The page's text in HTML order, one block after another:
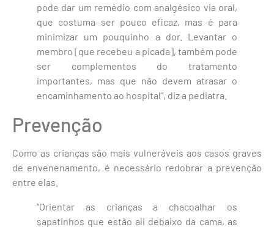
pode dar um remédio com analgésico via oral,
que costuma ser pouco eficaz, mas é para
minimizar um pouquinho a dor. Levantar o
membro [que recebeu a picada], também pode
ser complementos do tratamento
importantes, mas que não devem atrasar o
encaminhamento ao hospital”, diz a pediatra.
Prevenção
Como as crianças são mais vulneráveis aos casos graves
de envenenamento, é necessário redobrar a prevenção
entre elas.
“Orientar as crianças a chacoalhar os
sapatinhos que estão ali debaixo da cama, as